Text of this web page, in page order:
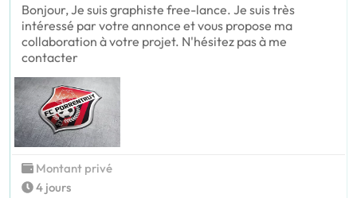
Bonjour, Je suis graphiste free-lance. Je suis très
intéressé par votre annonce et vous propose ma
collaboration à votre projet. N'hésitez pas à me
contacter
Montant privé
4 jours